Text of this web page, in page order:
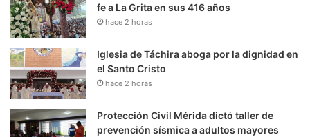
fe a La Grita en sus 416 años
hace 2 horas
Iglesia de Táchira aboga por la dignidad en
el Santo Cristo
hace 2 horas
Protección Civil Mérida dictó taller de
prevención sísmica a adultos mayores